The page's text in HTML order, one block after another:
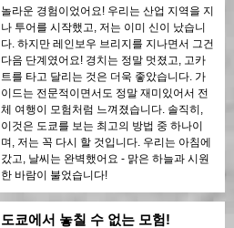
놀라운 경험이었어요! 우리는 산업 지역을 지
나 투어를 시작했고, 저는 이미 신이 났습니
다. 하지만 레인보우 브리지를 지나면서 그건
다음 단계였어요! 경치는 정말 멋졌고, 고카
트를 타고 달리는 것은 더욱 좋았습니다. 가
이드는 전문적이면서도 정말 재미있어서 전
체 여행이 모험처럼 느껴졌습니다. 솔직히,
이것은 도쿄를 보는 최고의 방법 중 하나이
며, 저는 꼭 다시 할 것입니다. 우리는 아침에
갔고, 날씨는 완벽했어요 - 맑은 하늘과 시원
한 바람이 불었습니다!
도쿄에서 놓칠 수 없는 모험!